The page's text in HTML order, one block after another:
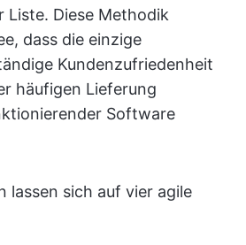
Liste. Diese Methodik
dass die einzige
Kundenzufriedenheit
häufigen Lieferung
Software
lassen sich auf vier agile